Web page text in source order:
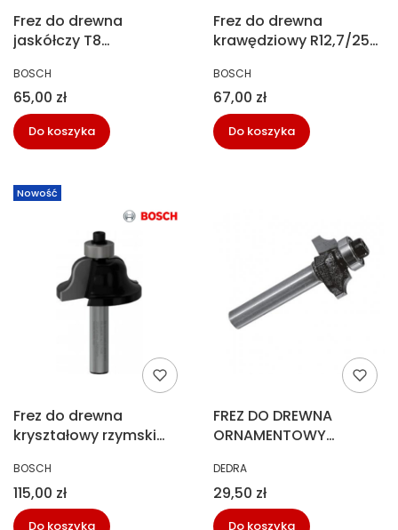
Frez do drewna
jaskółczy T8
608 628 408
PRODUCENT
BOSCH
Cena
65,00 zł
Do koszyka
Frez do drewna
krawędziowy R12,7/25
348
PRODUCENT
BOSCH
Cena
67,00 zł
Do koszyka
Nowość
Frez do drewna
kryształowy rzymski
608 628 395
PRODUCENT
BOSCH
Cena
115,00 zł
Do koszyka
FREZ DO DREWNA
ORNAMENTOWY
DEDRA-07F143B
PRODUCENT
DEDRA
Cena
29,50 zł
Do koszyka